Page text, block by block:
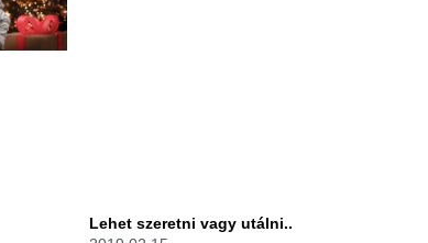
Lehet szeretni vagy utálni..